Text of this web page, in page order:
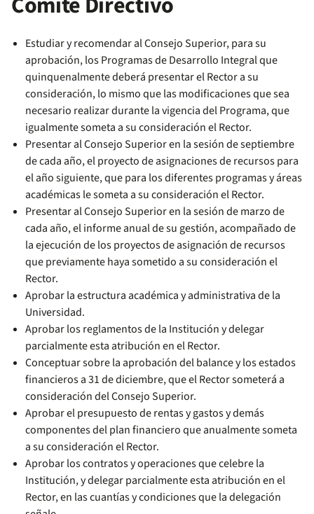
Estudiar y recomendar al Consejo Superior, para su
aprobación, los Programas de Desarrollo Integral que
quinquenalmente deberá presentar el Rector a su
consideración, lo mismo que las modificaciones que sea
necesario realizar durante la vigencia del Programa, que
igualmente someta a su consideración el Rector.
Presentar al Consejo Superior en la sesión de septiembre
de cada año, el proyecto de asignaciones de recursos para
el año siguiente, que para los diferentes programas y áreas
académicas le someta a su consideración el Rector.
Presentar al Consejo Superior en la sesión de marzo de
cada año, el informe anual de su gestión, acompañado de
la ejecución de los proyectos de asignación de recursos
que previamente haya sometido a su consideración el
Rector.
Aprobar la estructura académica y administrativa de la
Universidad.
Aprobar los reglamentos de la Institución y delegar
parcialmente esta atribución en el Rector.
Conceptuar sobre la aprobación del balance y los estados
financieros a 31 de diciembre, que el Rector someterá a
consideración del Consejo Superior.
Aprobar el presupuesto de rentas y gastos y demás
componentes del plan financiero que anualmente someta
a su consideración el Rector.
Aprobar los contratos y operaciones que celebre la
Institución, y delegar parcialmente esta atribución en el
Rector, en las cuantías y condiciones que la delegación